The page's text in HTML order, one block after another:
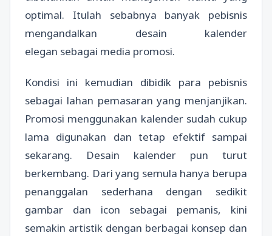
optimal. Itulah sebabnya banyak pebisnis
mengandalkan desain kalender
elegan sebagai media promosi.
Kondisi ini kemudian dibidik para pebisnis
sebagai lahan pemasaran yang menjanjikan.
Promosi menggunakan kalender sudah cukup
lama digunakan dan tetap efektif sampai
sekarang. Desain kalender pun turut
berkembang. Dari yang semula hanya berupa
penanggalan sederhana dengan sedikit
gambar dan icon sebagai pemanis, kini
semakin artistik dengan berbagai konsep dan